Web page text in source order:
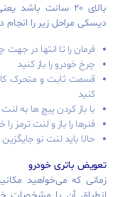
بالای ۲۰ سانت
دیسکی مراحل زیر را انجام
فرمان را تا انتها در
چرخ خودرو را باز کنید
قسمت ثابت و متحرک
کنید
با باز کردن پیچ ها به
فنرها را باز و لنت ترمز را
حالا باید لنت نو
تعویض باتری خودرو
زمانی که می‌خواهید